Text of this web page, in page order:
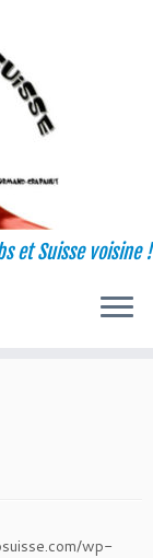
et Suisse voisine !
wp-